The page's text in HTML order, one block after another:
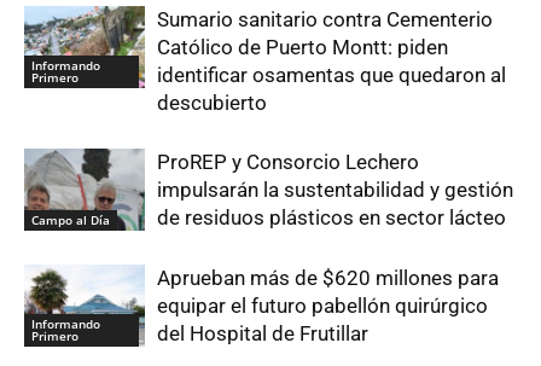
Informando
Primero
Sumario sanitario contra Cementerio
Católico de Puerto Montt: piden
identificar osamentas que quedaron al
descubierto
Campo al Día
ProREP y Consorcio Lechero
impulsarán la sustentabilidad y gestión
de residuos plásticos en sector lácteo
Informando
Primero
Aprueban más de $620 millones para
equipar el futuro pabellón quirúrgico
del Hospital de Frutillar